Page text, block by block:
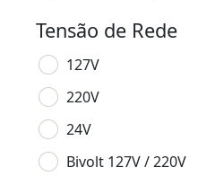
Tensão de Rede
127V
220V
24V
Bivolt 127V / 220V